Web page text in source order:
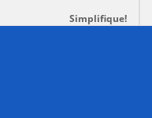
Simplifique!